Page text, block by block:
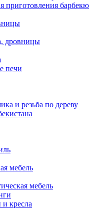
приготовления барбекю
дровницы
печи
и резьба по дереву
мебель
мебель
кресла